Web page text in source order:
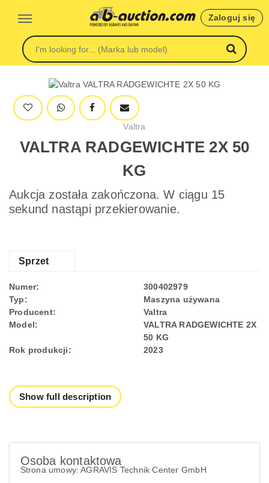
Zaloguj się
Valtra
VALTRA RADGEWICHTE 2X 50
KG
Aukcja została zakończona. W ciągu 15
sekund nastąpi przekierowanie.
Sprzet
Numer:
300402979
Typ:
Maszyna używana
Producent:
Valtra
Model:
VALTRA RADGEWICHTE 2X
50 KG
Rok produkcji:
2023
Show full description
Osoba kontaktowa
Strona umowy: AGRAVIS Technik Center GmbH